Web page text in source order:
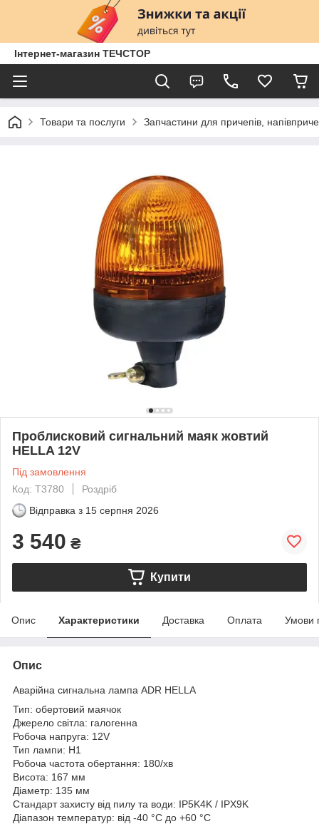
Інтернет-магазин ТЕЧСТОР
Товари та послуги Запчастини для причепів,
Проблисковий сигнальний маяк жовтий
HELLA 12V
Під замовлення
Код: T3780
Роздріб
Відправка з 15 серпня 2026
3 540 ₴
Купити
Опис Характеристики Доставка Оплата Умови
Опис
Аварійна сигнальна лампа ADR HELLA
Тип: обертовий маячок
Джерело світла: галогенна
Робоча напруга: 12V
Тип лампи: H1
Робоча частота обертання: 180/хв
Висота: 167 мм
Діаметр: 135 мм
Стандарт захисту від пилу та води: IP5K4K / IPX9K
Діапазон температур: від -40 °C до +60 °C